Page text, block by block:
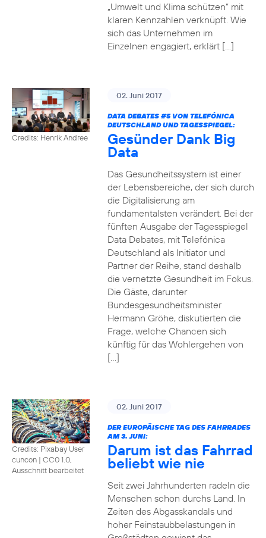
„Umwelt und Klima schützen“ mit
klaren Kennzahlen verknüpft. Wie
sich das Unternehmen im
Einzelnen engagiert, erklärt […]
Credits: Henrik Andree
02. Juni 2017
DATA DEBATES #5VON TELEFÓNICA
DEUTSCHLAND UND TAGESSPIEGEL:
Gesünder Dank Big
Data
Das Gesundheitssystem ist einer
der Lebensbereiche, der sich durch
die Digitalisierung am
fundamentalsten verändert. Bei der
fünften Ausgabe der Tagesspiegel
Data Debates, mit Telefónica
Deutschland als Initiator und
Partner der Reihe, stand deshalb
die vernetzte Gesundheit im Fokus.
Die Gäste, darunter
Bundesgesundheitsminister
Hermann Gröhe, diskutierten die
Frage, welche Chancen sich
künftig für das Wohlergehen von
[…]
Credits: Pixabay User
cuncon | CC0 1.0,
Ausschnitt bearbeitet
02. Juni 2017
DER EUROPÄISCHE TAG DES FAHRRADES
AM 3. JUNI:
Darum ist das Fahrrad
beliebt wie nie
Seit zwei Jahrhunderten radeln die
Menschen schon durchs Land. In
Zeiten des Abgasskandals und
hoher Feinstaubbelastungen in